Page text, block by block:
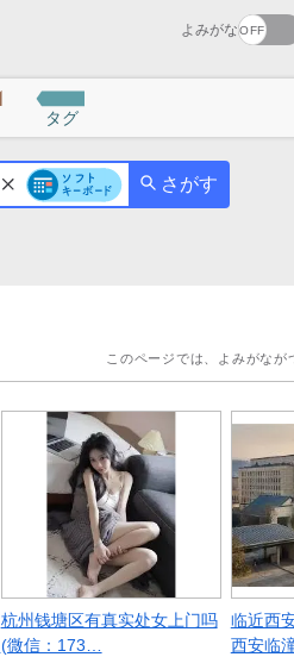
よみがな
タグ
さがす
このページでは、よみがなが
杭州钱塘区有真实处女上门吗
(微信：173…
临近西
西安临